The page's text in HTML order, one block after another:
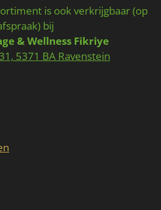
c
e
b
o
o
k
s
t
a
g
r
a
is ook verkrijgbaar (op
bij
& Wellness Fikriye
5371 BA Ravenstein